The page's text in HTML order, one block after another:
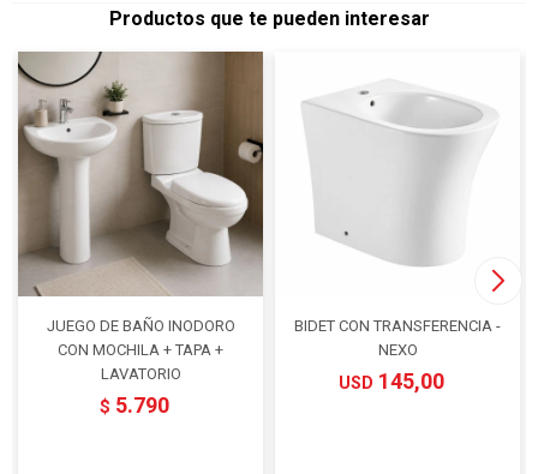
Productos que te pueden interesar
JUEGO DE BAÑO INODORO
CON MOCHILA + TAPA +
LAVATORIO
$ 5.790
BIDET CON TRANSFERENCIA -
NEXO
USD 145,00